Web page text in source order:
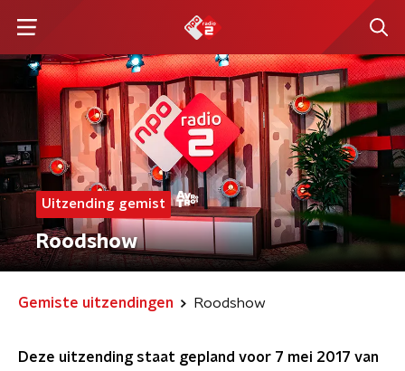
Uitzending gemist
Roodshow
Gemiste uitzendingen Roodshow
Deze uitzending staat gepland voor 7 mei 2017 van